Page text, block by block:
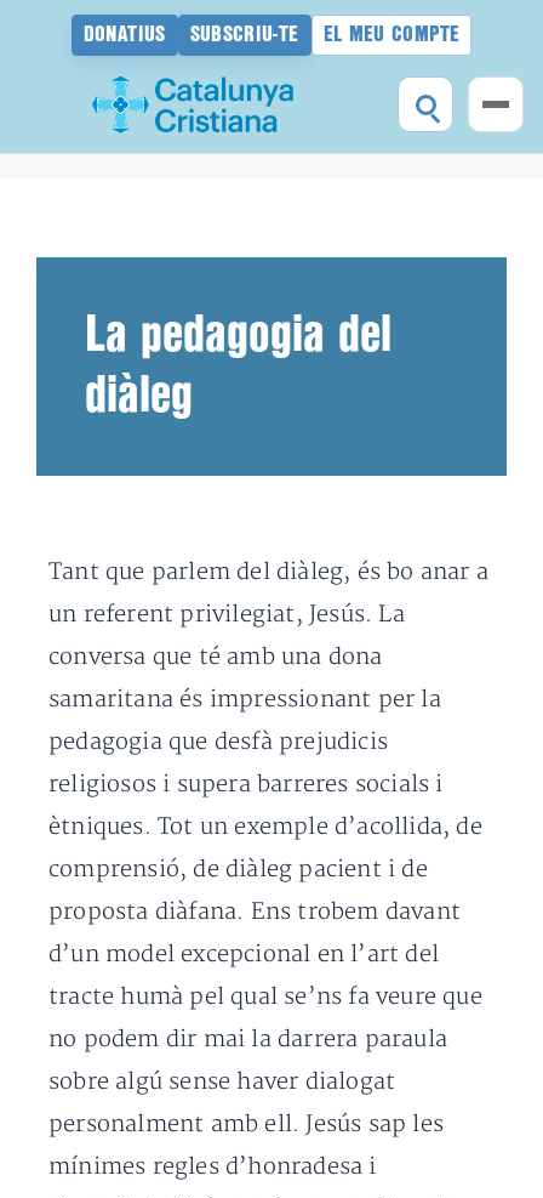
DONATIUS SUBSCRIU-TE EL MEU COMPTE
La pedagogia del
diàleg
Tant que parlem del diàleg, és bo anar a
un referent privilegiat, Jesús. La
conversa que té amb una dona
samaritana és impressionant per la
pedagogia que desfà prejudicis
religiosos i supera barreres socials i
ètniques. Tot un exemple d’acollida, de
comprensió, de diàleg pacient i de
proposta diàfana. Ens trobem davant
d’un model excepcional en l’art del
tracte humà pel qual se’ns fa veure que
no podem dir mai la darrera paraula
sobre algú sense haver dialogat
personalment amb ell. Jesús sap les
mínimes regles d’honradesa i